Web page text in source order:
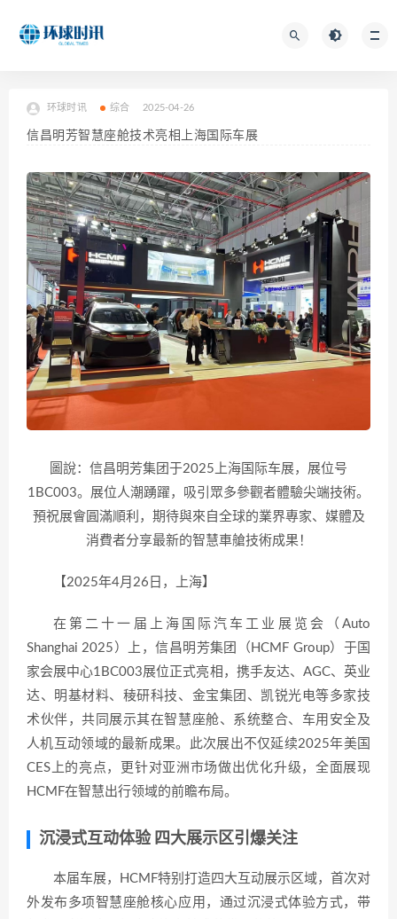
环球时讯 综合 2025-04-26
信昌明芳智慧座舱技术亮相上海国际车展
圖說：信昌明芳集团于2025上海国际车展，展位号
1BC003。展位人潮踴躍，吸引眾多參觀者體驗尖端技術。
預祝展會圓滿順利，期待與來自全球的業界專家、媒體及
消費者分享最新的智慧車艙技術成果！
【2025年4月26日，上海】
在第二十一届上海国际汽车工业展览会（Auto
Shanghai 2025）上，信昌明芳集团（HCMF Group）于国
家会展中心1BC003展位正式亮相，携手友达、AGC、英业
达、明基材料、稜研科技、金宝集团、凯锐光电等多家技
术伙伴，共同展示其在智慧座舱、系统整合、车用安全及
人机互动领域的最新成果。此次展出不仅延续2025年美国
CES上的亮点，更针对亚洲市场做出优化升级，全面展现
HCMF在智慧出行领域的前瞻布局。
沉浸式互动体验 四大展示区引爆关注
本届车展，HCMF特别打造四大互动展示区域，首次对
外发布多项智慧座舱核心应用，通过沉浸式体验方式，带